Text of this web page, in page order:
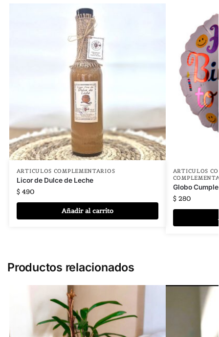
ARTICULOS COMPLEMENTARIOS
Licor de Dulce de Leche
$490
Añadir al carrito
ARTICULOS
Globo
$280
Productos relacionados